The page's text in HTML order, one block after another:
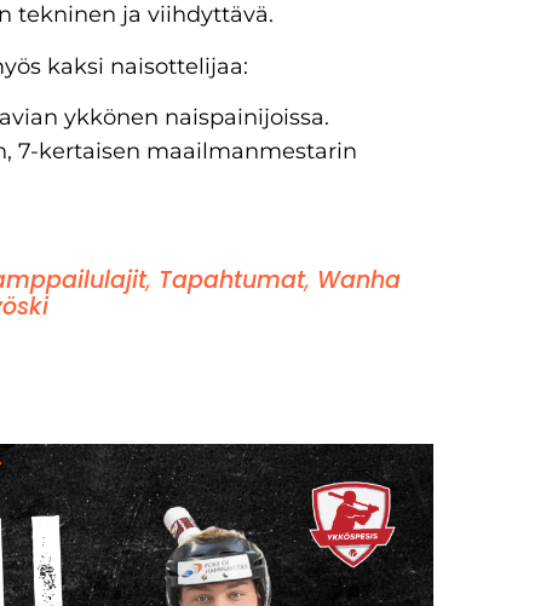
tekninen ja viihdyttävä.
kaksi naisottelijaa:
ykkönen naispainijoissa.
7-kertaisen maailmanmestarin
, Tapahtumat, Wanha